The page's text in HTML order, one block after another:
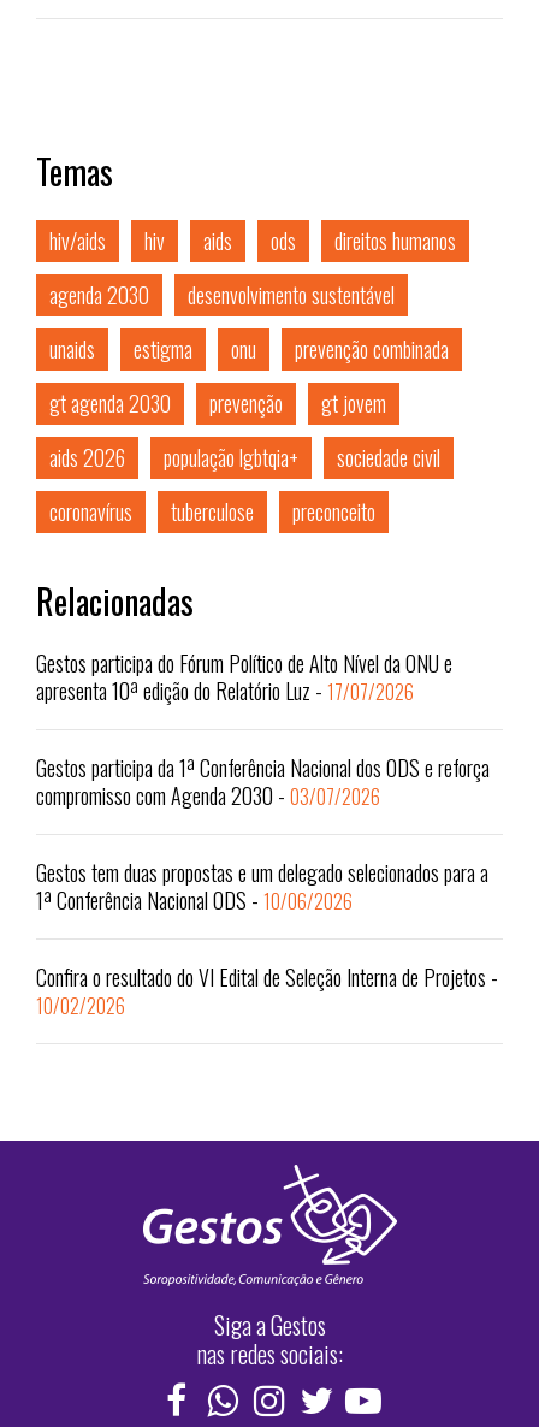
Temas
hiv/aids hiv aids ods
direitos humanos
agenda 2030
desenvolvimento sustentável
unaids
estigma onu
prevenção combinada
gt agenda 2030
prevenção
gt jovem
aids 2026
população lgbtqia+
sociedade civil
coronavírus
tuberculose preconceito
Relacionadas
Gestos participa do Fórum Político de Alto Nível da ONU e
apresenta 10ª edição do Relatório Luz - 17/07/2026
Gestos participa da 1ª Conferência Nacional dos ODS e reforça
compromisso com Agenda 2030 - 03/07/2026
Gestos tem duas propostas e um delegado selecionados para a
1ª Conferência Nacional ODS - 10/06/2026
Confira o resultado do VI Edital de Seleção Interna de Projetos -
10/02/2026
Siga a Gestos
nas redes sociais: